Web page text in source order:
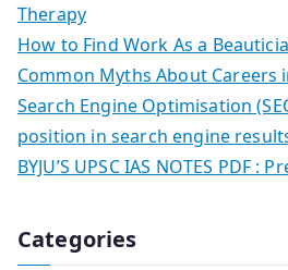
Therapy
How to Find Work As a
Common Myths About Careers
Search Engine Optimisation
position in search engine
BYJU’S UPSC IAS NOTES PDF :
Categories